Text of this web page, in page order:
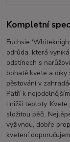
Kompletní
Fuchsie
odrůda, která
odstínech s
bohatě kvete a
pěstování v
Patří k
i nižší teploty.
složitou péči.
výživnou, dobře
kvetení